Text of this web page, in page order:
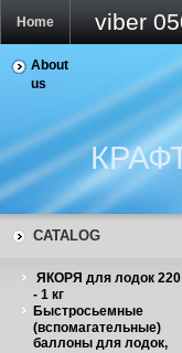
Home
Create
Price list
Feedback
viber
About
us
CATALOG
ЯКОРЯ для лодок 220
- 1 кг
Быстросьемные
(вспомагательные)
баллоны для лодок,